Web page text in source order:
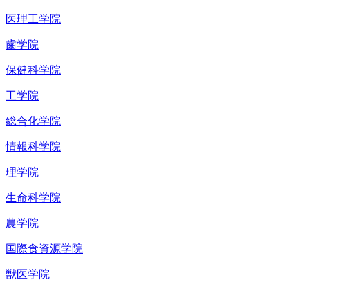
医理工学院
歯学院
保健科学院
工学院
総合化学院
情報科学院
理学院
生命科学院
農学院
国際食資源学院
獣医学院